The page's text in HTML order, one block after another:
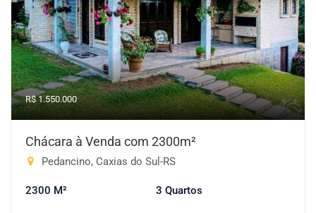
R$ 1.550.000
Chácara à Venda com 2300m²
Pedancino, Caxias do Sul-RS
2300 M² 3 Quartos